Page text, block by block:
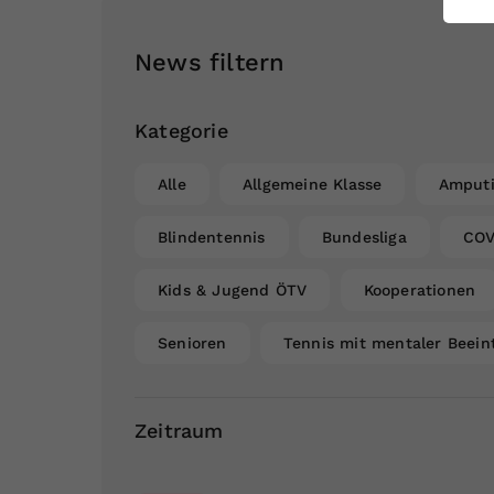
News filtern
Kategorie
Alle Allgemeine Klasse
Blindentennis Bundesliga
Kids & Jugend ÖTV Kooperationen
Senioren Tennis mit mentaler
Zeitraum